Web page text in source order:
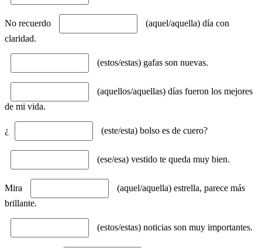
No recuerdo
(aquel/aquella) día con
claridad.
(estos/estas) gafas son nuevas.
(aquellos/aquellas) días fueron los mejores
de mi vida.
¿ (este/esta) bolso es de cuero?
(ese/esa) vestido te queda muy bien.
Mira
(aquel/aquella) estrella, parece más
brillante.
(estos/estas) noticias son muy importantes.